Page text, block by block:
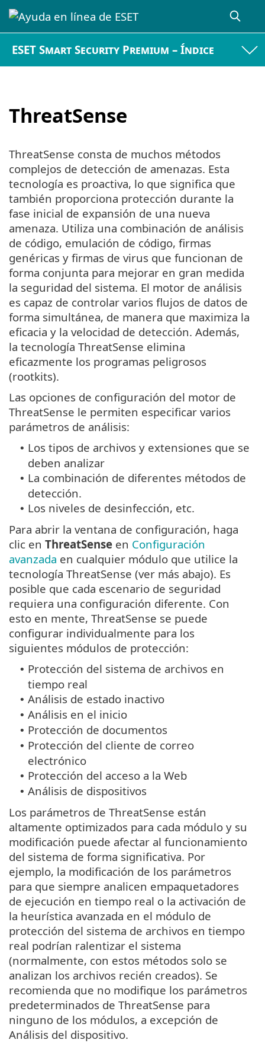
ESET Smart Security Premium – Índice
ThreatSense
ThreatSense consta de muchos métodos
complejos de detección de amenazas. Esta
tecnología es proactiva, lo que significa que
también proporciona protección durante la
fase inicial de expansión de una nueva
amenaza. Utiliza una combinación de análisis
de código, emulación de código, firmas
genéricas y firmas de virus que funcionan de
forma conjunta para mejorar en gran medida
la seguridad del sistema. El motor de análisis
es capaz de controlar varios flujos de datos de
forma simultánea, de manera que maximiza la
eficacia y la velocidad de detección. Además,
la tecnología ThreatSense elimina
eficazmente los programas peligrosos
(rootkits).
Las opciones de configuración del motor de
ThreatSense le permiten especificar varios
parámetros de análisis:
• Los tipos de archivos y extensiones que se
deben analizar
• La combinación de diferentes métodos de
detección.
• Los niveles de desinfección, etc.
Para abrir la ventana de configuración, haga
clic en ThreatSense en Configuración
avanzada en cualquier módulo que utilice la
tecnología ThreatSense (ver más abajo). Es
posible que cada escenario de seguridad
requiera una configuración diferente. Con
esto en mente, ThreatSense se puede
configurar individualmente para los
siguientes módulos de protección:
• Protección del sistema de archivos en
tiempo real
• Análisis de estado inactivo
• Análisis en el inicio
• Protección de documentos
• Protección del cliente de correo
electrónico
• Protección del acceso a la Web
• Análisis de dispositivos
Los parámetros de ThreatSense están
altamente optimizados para cada módulo y su
modificación puede afectar al funcionamiento
del sistema de forma significativa. Por
ejemplo, la modificación de los parámetros
para que siempre analicen empaquetadores
de ejecución en tiempo real o la activación de
la heurística avanzada en el módulo de
protección del sistema de archivos en tiempo
real podrían ralentizar el sistema
(normalmente, con estos métodos solo se
analizan los archivos recién creados). Se
recomienda que no modifique los parámetros
predeterminados de ThreatSense para
ninguno de los módulos, a excepción de
Análisis del dispositivo.